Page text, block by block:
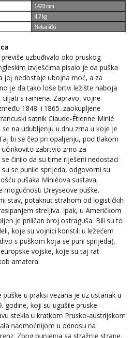
uzbuđivalo oko pruskog
izvješćima pisalo je da puška
joj nedostaje ubojna moć, a za
je da tako loše brtvi ležište naboja
s ramena. Zapravo, vojne
1848. i 1865. zaokupljene
satnik Claude-Étienne Minié
na udubljenju u dnu zrna u koje je
bi se čep pri opaljenju, pod tlakom
zabrtvio zrno za
činilo da su time riješeni nedostaci
se punile sprijeda, odgovorni su
pušaka Miniéova sustava,
mogućnosti Dreyseove puške.
stav, potaknut strahom od logističkih
streljiva. Ipak, u Američkom
je priličan broj ostraguša. Bili su to
koje su vojnici koristili u ležećem
s puškom koja se puni sprijeda).
vojske, koje su taj rat
amatera.
u praksi vezana je uz ustanak u
godine, koji su ugušile pruske
stekla u kratkom Prusko-austrijskom
nadmoćnijom u odnosu na
Zbog punjenja sa stražnje strane,